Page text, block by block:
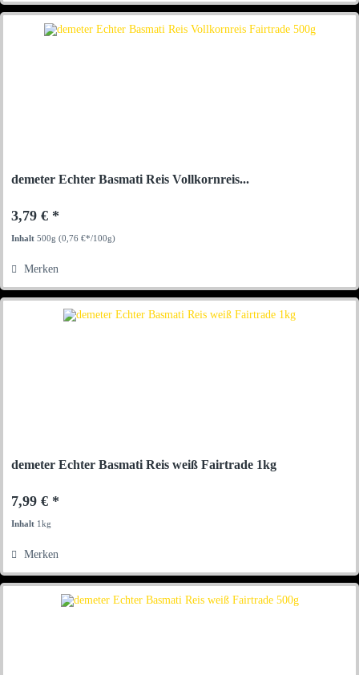
demeter Echter Basmati Reis Vollkornreis...
3,79 € *
Inhalt500g(0,76 €*/100g)
Merken
demeter Echter Basmati Reis weiß Fairtrade 1kg
7,99 € *
Inhalt 1kg
Merken